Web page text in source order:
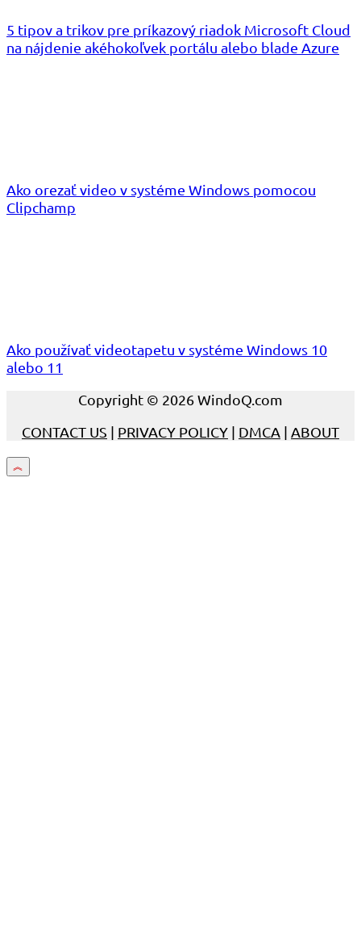
5 tipov a trikov pre príkazový riadok Microsoft Cloud
na nájdenie akéhokoľvek portálu alebo blade Azure
Ako orezať video v systéme Windows pomocou
Clipchamp
Ako používať videotapetu v systéme Windows 10
alebo 11
Copyright © 2026 WindoQ.com
CONTACT US | PRIVACY POLICY | DMCA | ABOUT